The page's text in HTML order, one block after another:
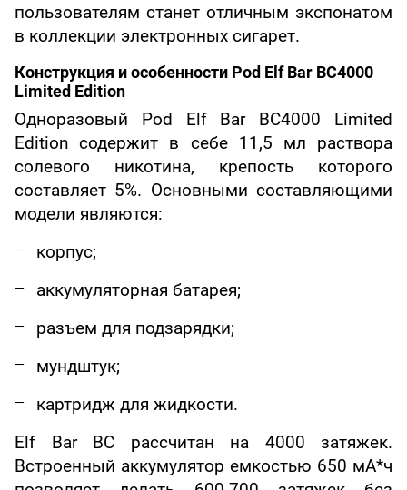
пользователям станет отличным экспонатом
в коллекции электронных сигарет.
Конструкция и особенности Pod Elf Bar BC4000
Limited Edition
Одноразовый Pod Elf Bar BC4000 Limited
Edition содержит в себе 11,5 мл раствора
солевого никотина, крепость которого
составляет 5%. Основными составляющими
модели являются:
корпус;
аккумуляторная батарея;
разъем для подзарядки;
мундштук;
картридж для жидкости.
Elf Bar BC рассчитан на 4000 затяжек.
Встроенный аккумулятор емкостью 650 мА*ч